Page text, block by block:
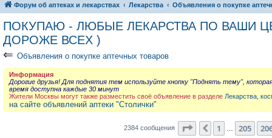
Форум об аптеках и лекарствах Лекарства Объявления о покупке
ПОКУПАЮ - ЛЮБЫЕ ЛЕКАРСТВА ПО ВАШИ
ДОРОЖЕ ВСЕХ )
⇐ Объявления о покупке аптечных товаров
Информация
Дорогие друзья! Для поднятия тем используйте кнопку "Поднять тему",
время доступна каждые 30 минут
Жители Москвы могут также разместить своё объявление в разделе Лекарства,
на сайте объявлений аптеки "Столички"
2384 сообщения Страница 207из
Пред.
1 205